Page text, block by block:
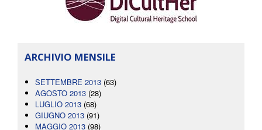
ARCHIVIO MENSILE
SETTEMBRE 2013 (63)
AGOSTO 2013 (28)
LUGLIO 2013 (68)
GIUGNO 2013 (91)
MAGGIO 2013 (98)